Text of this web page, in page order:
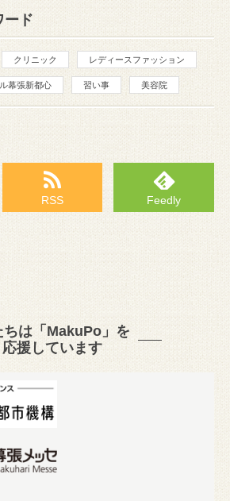
ード
クリニック レディースファッション
幕張新都心 習い事 美容院
RSS Feedly
ちは「MakuPo」を
応援しています